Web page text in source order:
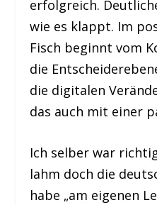
erfolgreich.
wie es klappt. Im
Fisch beginnt vom
die
die digitalen
das auch mit einer
Ich selber war
lahm doch die
habe „am eigenen